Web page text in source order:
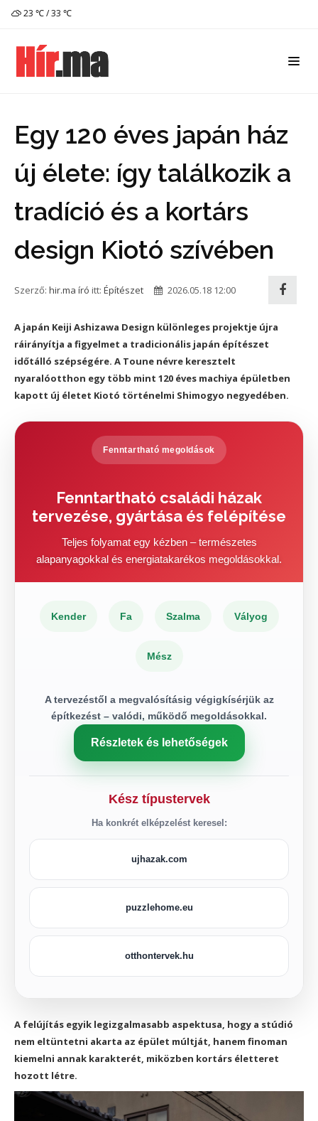
23 ℃ / 33 ℃
Egy 120 éves japán ház
új élete: így találkozik a
tradíció és a kortárs
design Kiotó szívében
Szerző: hir.ma író itt: Építészet 2026.05.18 12:00
A japán Keiji Ashizawa Design különleges projektje újra
ráirányítja a figyelmet a tradicionális japán építészet
időtálló szépségére. A Toune névre keresztelt
nyaralóotthon egy több mint 120 éves machiya épületben
kapott új életet Kiotó történelmi Shimogyo negyedében.
Fenntartható megoldások
Fenntartható családi házak
tervezése, gyártása és felépítése
Teljes folyamat egy kézben – természetes
alapanyagokkal és energiatakarékos megoldásokkal.
Kender Fa Szalma Vályog
Mész
A tervezéstől a megvalósításig végigkísérjük az
építkezést – valódi, működő megoldásokkal.
Részletek és lehetőségek
Kész típustervek
Ha konkrét elképzelést keresel:
ujhazak.com
puzzlehome.eu
otthontervek.hu
A felújítás egyik legizgalmasabb aspektusa, hogy a stúdió
nem eltüntetni akarta az épület múltját, hanem finoman
kiemelni annak karakterét, miközben kortárs életteret
hozott létre.